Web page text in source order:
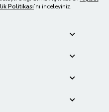
Politikası’nı inceleyiniz.